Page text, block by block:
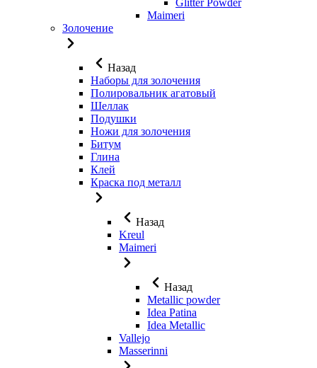
Glitter Powder
Maimeri
Золочение
Назад
Наборы для золочения
Полировальник агатовый
Шеллак
Подушки
Ножи для золочения
Битум
Глина
Клей
Краска под металл
Назад
Kreul
Maimeri
Назад
Metallic powder
Idea Patina
Idea Metallic
Vallejo
Masserinni